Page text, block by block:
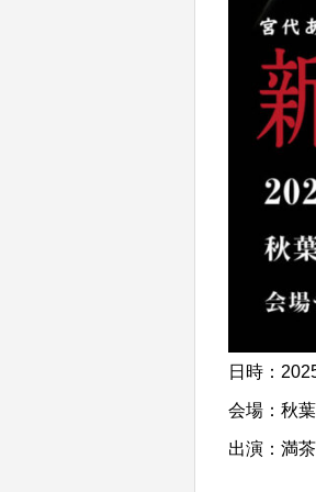
日時：
会場：秋
出演：満